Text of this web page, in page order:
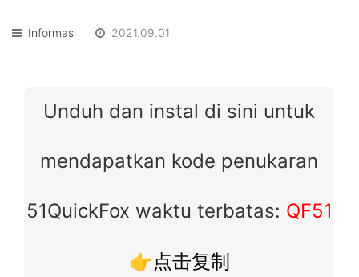
Informasi 2021.09.01
Unduh dan instal di sini untuk
mendapatkan kode penukaran
51QuickFox waktu terbatas: QF51
👉点击复制